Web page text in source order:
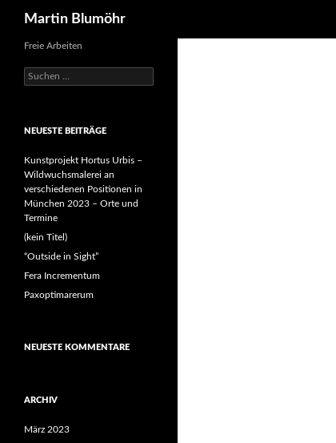
Martin Blumöhr
Freie Arbeiten
Suchen
nach:
NEUESTE BEITRÄGE
Kunstprojekt Hortus Urbis –
Wildwuchsmalerei an
verschiedenen Positionen in
München 2023 – Orte und
Termine
(kein Titel)
“Outside in Sight”
Fera Incrementum
Paxoptimarerum
NEUESTE KOMMENTARE
ARCHIV
März 2023